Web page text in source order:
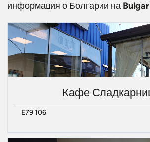
информация о Болгарии на
Кафе
E79 106